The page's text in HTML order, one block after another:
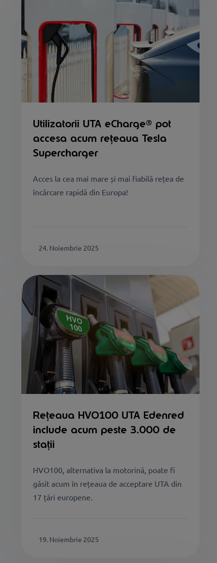
Utilizatorii UTA eCharge® pot
accesa acum rețeaua Tesla
Supercharger
Acces la cea mai mare și mai fiabilă rețea de
încărcare rapidă din Europa!
24. Noiembrie 2025
Rețeaua HVO100 UTA Edenred
include acum peste 3.000 de
stații
HVO100, alternativa la motorină, poate fi
găsit acum în rețeaua de acceptare UTA din
17 țări europene.
19. Noiembrie 2025